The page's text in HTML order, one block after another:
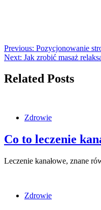
Previous: Pozycjonowanie
Next: Jak zrobić masaż
Related Posts
Zdrowie
Co to leczenie
Leczenie kanałowe, znane
Zdrowie